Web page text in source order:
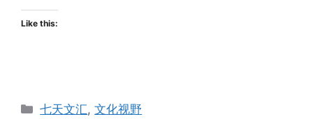
Like this:
Categories
七天文汇,文化视野